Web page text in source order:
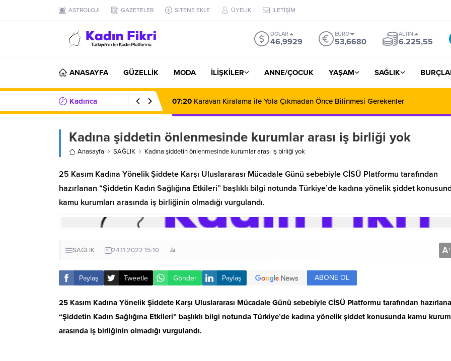
ASTROLOJİ GAZETELER SİTENE EKLE ÜYELİK İLETİŞİM
DOLAR
46,9929
EURO
53,6680
ALTIN
6.225,55
ANASAYFA GÜZELLİK MODA İLİŞKİLER ANNE/ÇOCUK YAŞAM SAĞLIK
Kadınca 07:20 Karavan Kiralama ile Yola Çıkmadan Önce Bilinmesi Gerekenler
Kadına şiddetin önlenmesinde kurumlar arası iş birliği yok
Anasayfa SAĞLIK Kadına şiddetin önlenmesinde kurumlar arası iş birliği yok
25 Kasım Kadına Yönelik Şiddete Karşı Uluslararası Mücadale Günü sebebiyle CİSÜ Platformu tarafından
hazırlanan “Şiddetin Kadın Sağlığına Etkileri” başlıklı bilgi notunda Türkiye’de kadına yönelik şiddet
kamu kurumları arasında iş birliğinin olmadığı vurgulandı.
SAĞLIK 24.11.2022 15:10 A+
Paylaş Tweetle Gönder Paylaş ABONE OL
25 Kasım Kadına Yönelik Şiddete Karşı Uluslararası Mücadale Günü sebebiyle CİSÜ Platformu tarafından
“Şiddetin Kadın Sağlığına Etkileri” başlıklı bilgi notunda Türkiye’de kadına yönelik şiddet konusunda kamu
arasında iş birliğinin olmadığı vurgulandı.